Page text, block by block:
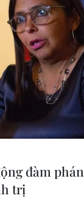
đàm
trị